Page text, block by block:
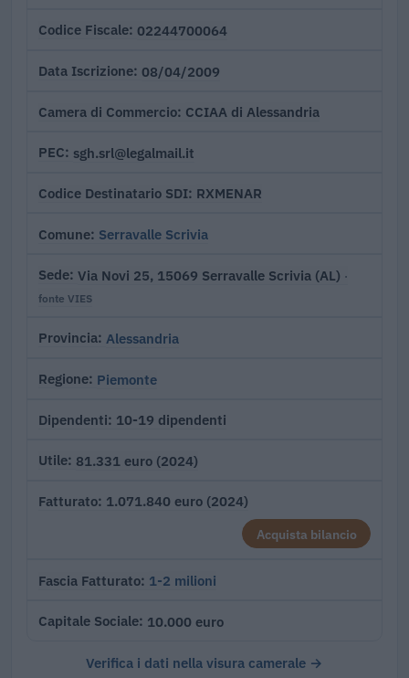
Codice Fiscale 02244700064
Data Iscrizione 08/04/2009
Camera di Commercio CCIAA di Alessandria
PEC sgh.srl@legalmail.it
Codice Destinatario SDI RXMENAR
Comune Serravalle Scrivia
Sede Via Novi 25, 15069 Serravalle Scrivia (AL) ·
fonte VIES
Provincia Alessandria
Regione Piemonte
Dipendenti 10-19 dipendenti
Utile 81.331 euro (2024)
Fatturato 1.071.840 euro (2024)
Acquista bilancio
Fascia Fatturato 1-2 milioni
Capitale Sociale 10.000 euro
Verifica i dati nella visura camerale →